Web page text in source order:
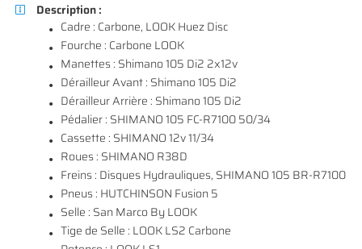
VALIDER VOTRE PANIER
l'adresse email indiqué ci-dessus. Vous pouvez vous désinscrire à tout moment en
utilisantle formulaire de désinscription.
INSCRIPTION

Description :
Cadre : Carbone, LOOK Huez Disc
Fourche : Carbone LOOK
Manettes : Shimano 105 Di2 2x12v
Dérailleur Avant : Shimano 105 Di2
Dérailleur Arrière : Shimano 105 Di2
Pédalier : SHIMANO 105 FC-R7100 50/34
Cassette : SHIMANO 12v 11/34
Roues : SHIMANO R38D
Freins : Disques Hydrauliques, SHIMANO 105 BR-R7100
Pneus : HUTCHINSON Fusion 5
Selle : San Marco By LOOK
Tige de Selle : LOOK LS2 Carbone